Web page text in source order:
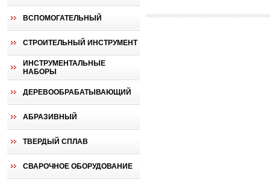
ВСПОМОГАТЕЛЬНЫЙ
СТРОИТЕЛЬНЫЙ ИНСТРУМЕНТ
ИНСТРУМЕНТАЛЬНЫЕ
НАБОРЫ
ДЕРЕВООБРАБАТЫВАЮЩИЙ
АБРАЗИВНЫЙ
ТВЕРДЫЙ СПЛАВ
СВАРОЧНОЕ ОБОРУДОВАНИЕ